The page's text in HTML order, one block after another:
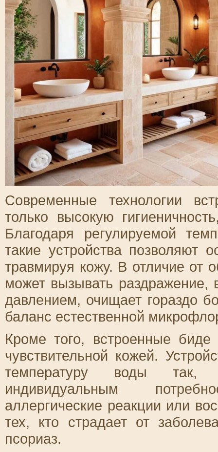
Современные технологии
только высокую
Благодаря регулируемой
такие устройства позволяют
травмируя кожу. В отличие от
может вызывать
давлением, очищает гораздо
баланс естественной
Кроме того, встроенные
чувствительной кожей.
температуру воды так,
индивидуальным
аллергические реакции или
тех, кто страдает от
псориаз.